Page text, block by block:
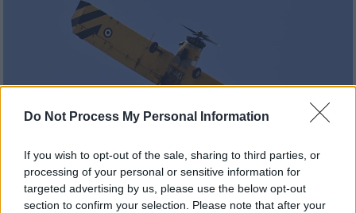
Do Not Process My Personal Information
If you wish to opt-out of the sale, sharing to third parties, or
processing of your personal or sensitive information for
targeted advertising by us, please use the below opt-out
section to confirm your selection. Please note that after your
(ΜΙΧΑΛΗΣ ΚΑΡΑΓΙΑΝΝΗΣ/EUROKINISSI)